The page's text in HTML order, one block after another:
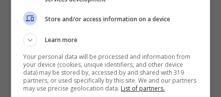
Store and/or access information on a device
Learn more
Your personal data will be processed and information from
your device (cookies, unique identifiers, and other device
data) may be stored by, accessed by and shared with 319
partners, or used specifically by this site. We and our partners
may use precise geolocation data. List of partners.